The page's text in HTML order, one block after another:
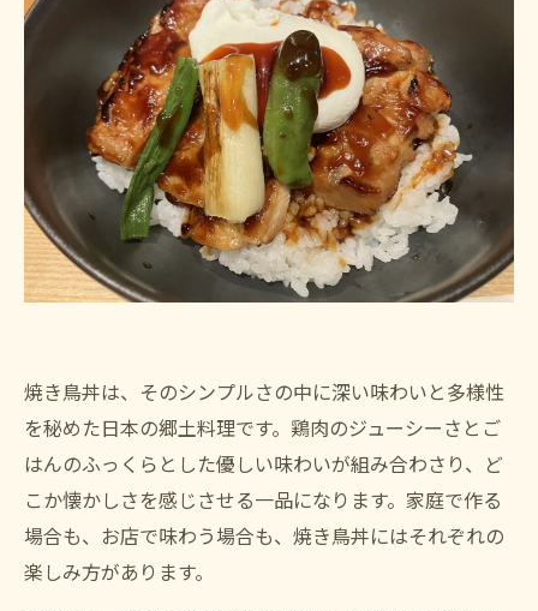
焼き鳥丼は、そのシンプルさの中に深い味わいと多様性
を秘めた日本の郷土料理です。鶏肉のジューシーさとご
はんのふっくらとした優しい味わいが組み合わさり、ど
こか懐かしさを感じさせる一品になります。家庭で作る
場合も、お店で味わう場合も、焼き鳥丼にはそれぞれの
楽しみ方があります。